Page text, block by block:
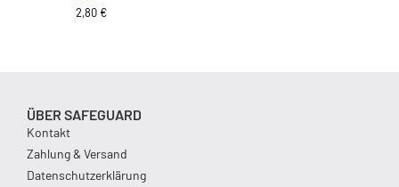
2,80 €
ÜBER SAFEGUARD
Kontakt
Zahlung & Versand
Datenschutzerklärung